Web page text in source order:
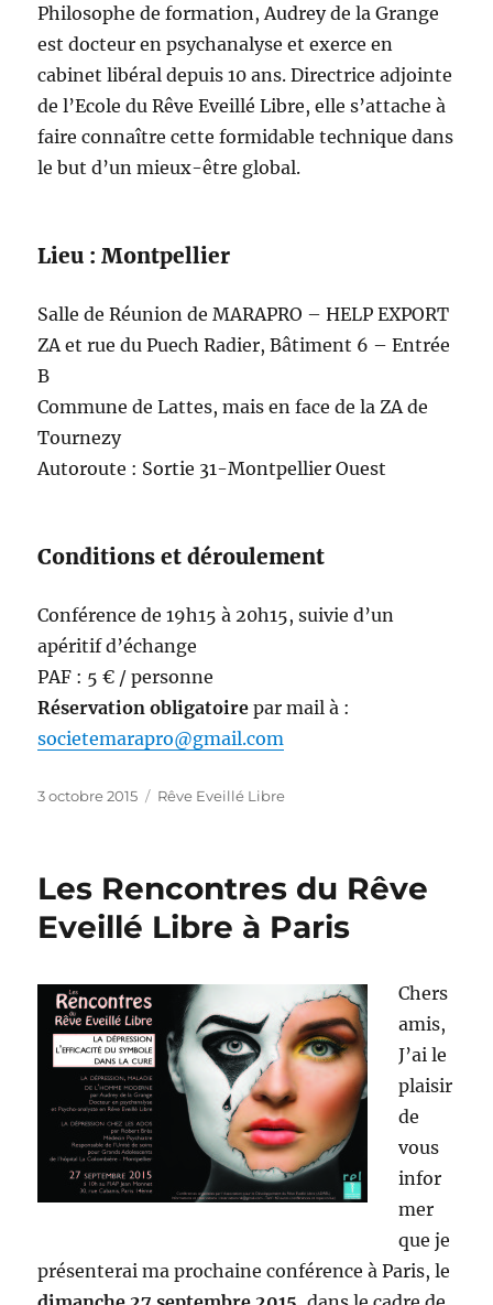
Philosophe de formation, Audrey de la Grange
est docteur en psychanalyse et exerce en
cabinet libéral depuis 10 ans. Directrice adjointe
de l’Ecole du Rêve Eveillé Libre, elle s’attache à
faire connaître cette formidable technique dans
le but d’un mieux-être global.
Lieu : Montpellier
Salle de Réunion de MARAPRO – HELP EXPORT
ZA et rue du Puech Radier, Bâtiment 6 – Entrée
B
Commune de Lattes, mais en face de la ZA de
Tournezy
Autoroute : Sortie 31-Montpellier Ouest
Conditions et déroulement
Conférence de 19h15 à 20h15, suivie d’un
apéritif d’échange
PAF : 5 € / personne
Réservation obligatoire par mail à :
societemarapro@gmail.com
Publié
3 octobre 2015 Catégories
Rêve Eveillé Libre
Les Rencontres du Rêve
Eveillé Libre à Paris
Chers
amis,
J’ai le
plaisir
de
vous
infor
mer
que je
présenterai ma prochaine conférence à Paris, le